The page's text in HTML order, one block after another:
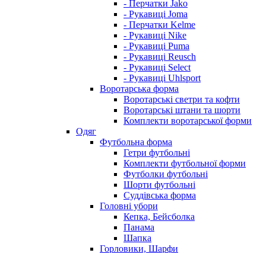
- Перчатки Jako
- Рукавиці Joma
- Перчатки Kelme
- Рукавиці Nike
- Рукавиці Puma
- Рукавиці Reusch
- Рукавиці Select
- Рукавиці Uhlsport
Воротарська форма
Воротарські светри та кофти
Воротарські штани та шорти
Комплекти воротарської форми
Одяг
Футбольна форма
Гетри футбольні
Комплекти футбольної форми
Футболки футбольні
Шорти футбольні
Суддівська форма
Головні убори
Кепка, Бейсболка
Панама
Шапка
Горловики, Шарфи